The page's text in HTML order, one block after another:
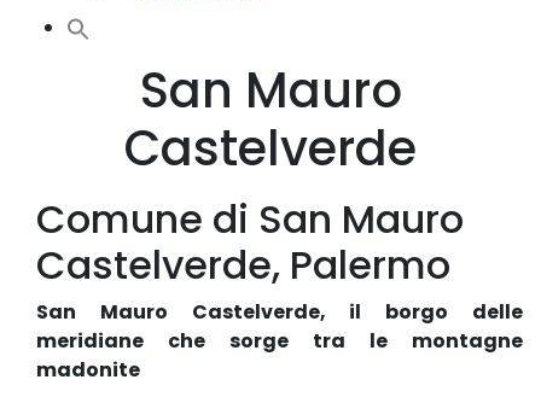
San Mauro
Castelverde
Comune di San Mauro
Castelverde, Palermo
San Mauro Castelverde, il borgo delle
meridiane che sorge tra le montagne
madonite